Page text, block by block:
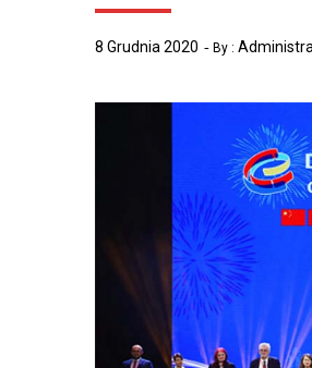
8 Grudnia 2020 By :